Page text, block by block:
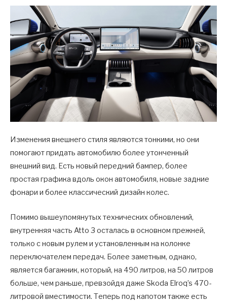
Изменения внешнего стиля являются тонкими, но они
помогают придать автомобилю более утонченный
внешний вид. Есть новый передний бампер, более
простая графика вдоль окон автомобиля, новые задние
фонари и более классический дизайн колес.
Помимо вышеупомянутых технических обновлений,
внутренняя часть Atto 3 осталась в основном прежней,
только с новым рулем и установленным на колонке
переключателем передач. Более заметным, однако,
является багажник, который, на 490 литров, на 50 литров
больше, чем раньше, превзойдя даже Skoda Elroq’s 470-
литровой вместимости. Теперь под капотом также есть